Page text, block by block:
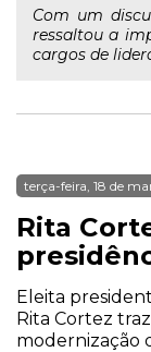
Com um
ressaltou a
cargos de
terça-feira, 18 de
Rita
Eleita
Rita Cortez
modernização